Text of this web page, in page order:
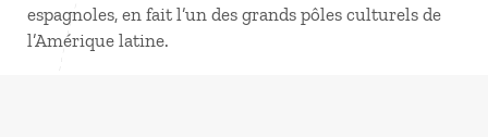
espagnoles, en fait l’un des grands pôles culturels de
l’Amérique latine.